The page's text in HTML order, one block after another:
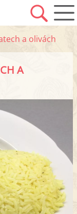
a olivách
A